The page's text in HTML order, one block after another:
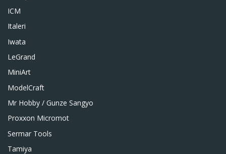
ICM
Italeri
Iwata
LeGrand
MiniArt
ModelCraft
Mr Hobby / Gunze Sangyo
Proxxon Micromot
Sermar Tools
Tamiya